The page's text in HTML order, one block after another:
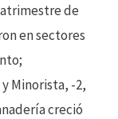
de
en sectores
Minorista, -2,
creció